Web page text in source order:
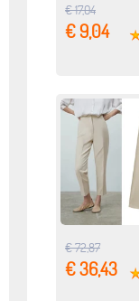
€ 17,04
€ 9,04
€ 72,87
€ 36,43